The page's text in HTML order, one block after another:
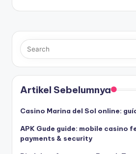
Artikel Sebelumnya
Casino Marina del Sol online:
APK Gude guide: mobile casino
payments & security